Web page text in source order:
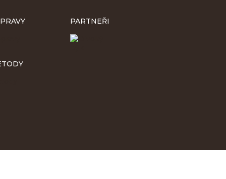
PARTNEŘI